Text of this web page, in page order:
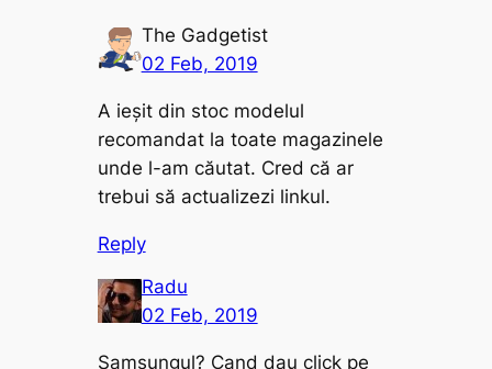
The Gadgetist
02 Feb, 2019
A ieșit din stoc modelul
recomandat la toate magazinele
unde l-am căutat. Cred că ar
trebui să actualizezi linkul.
Reply
Radu
02 Feb, 2019
Samsungul? Cand dau click pe